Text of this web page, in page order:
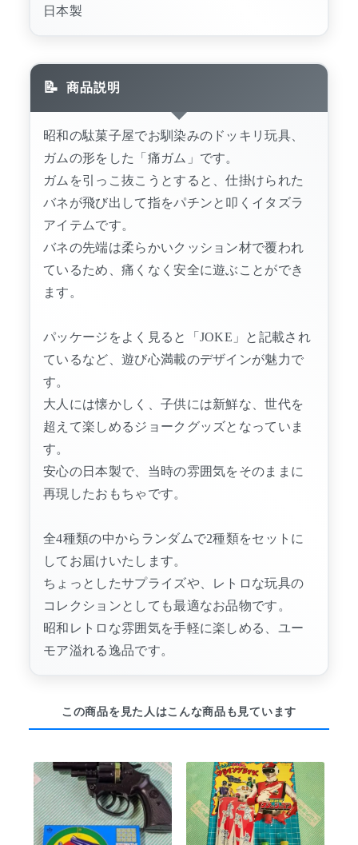
日本製
商品説明
昭和の駄菓子屋でお馴染みのドッキリ玩具、
ガムの形をした「痛ガム」です。
ガムを引っこ抜こうとすると、仕掛けられた
バネが飛び出して指をパチンと叩くイタズラ
アイテムです。
バネの先端は柔らかいクッション材で覆われ
ているため、痛くなく安全に遊ぶことができ
ます。
パッケージをよく見ると「JOKE」と記載され
ているなど、遊び心満載のデザインが魅力で
す。
大人には懐かしく、子供には新鮮な、世代を
超えて楽しめるジョークグッズとなっていま
す。
安心の日本製で、当時の雰囲気をそのままに
再現したおもちゃです。
全4種類の中からランダムで2種類をセットに
してお届けいたします。
ちょっとしたサプライズや、レトロな玩具の
コレクションとしても最適なお品物です。
昭和レトロな雰囲気を手軽に楽しめる、ユー
モア溢れる逸品です。
この商品を見た人はこんな商品も見ています